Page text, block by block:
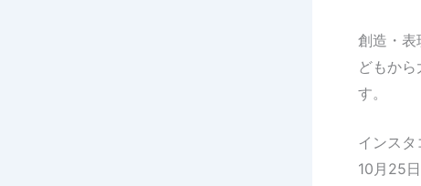
創造・表
どもか
す。
インス
10月25